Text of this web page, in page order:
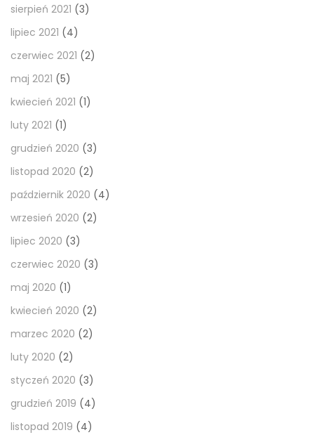
sierpień 2021 (3)
lipiec 2021 (4)
czerwiec 2021 (2)
maj 2021 (5)
kwiecień 2021 (1)
luty 2021 (1)
grudzień 2020 (3)
listopad 2020 (2)
październik 2020 (4)
wrzesień 2020 (2)
lipiec 2020 (3)
czerwiec 2020 (3)
maj 2020 (1)
kwiecień 2020 (2)
marzec 2020 (2)
luty 2020 (2)
styczeń 2020 (3)
grudzień 2019 (4)
listopad 2019 (4)